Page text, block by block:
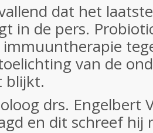
dat het
in de pers.
immuuntherapie
van de
blijkt.
drs. Engelbert
en dit schreef hij